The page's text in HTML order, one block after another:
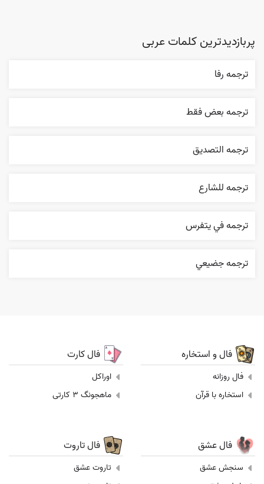
پربازدیدترین کلمات عربی
ترجمه رفا
ترجمه بعض فقط
ترجمه التصديق
ترجمه للشارع
ترجمه في يتفرس
ترجمه جضيعي
فال و استخاره
فال روزانه
استخاره با قرآن
فال کارت
اوراکل
ماهجونگ 3 کارتی
فال عشق
سنجش عشق
فال تاروت
تاروت عشق